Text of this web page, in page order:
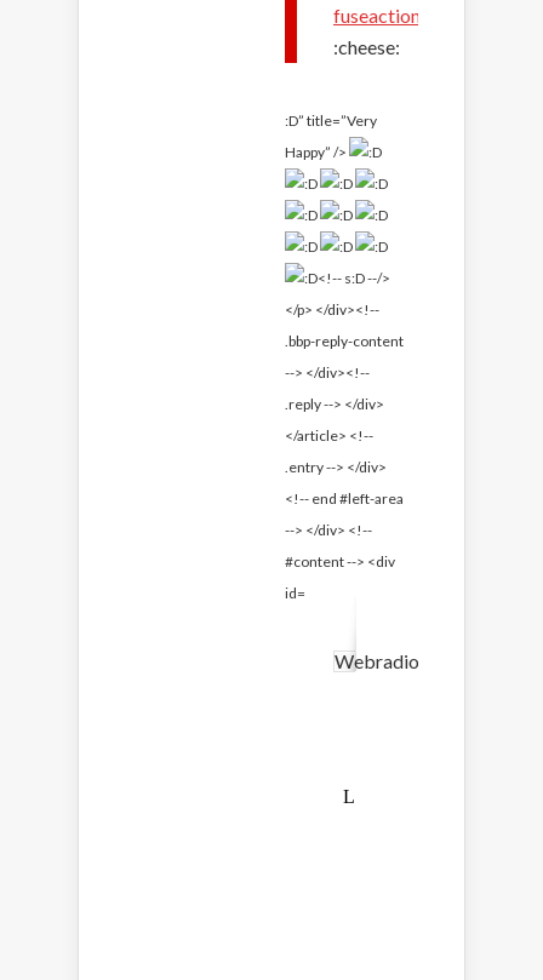
:cheese:
:D” title=”Very
Happy” />
Webradio